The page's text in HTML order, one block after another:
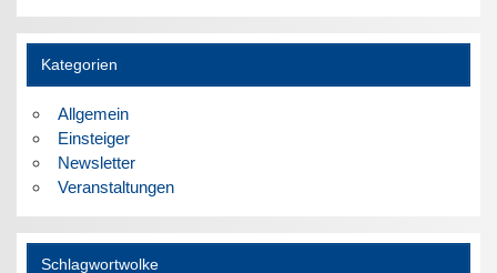
Kategorien
Allgemein
Einsteiger
Newsletter
Veranstaltungen
Schlagwortwolke